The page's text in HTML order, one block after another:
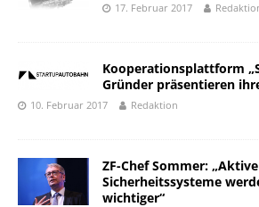
17. Februar 2017
Kooperationsplattform
Gründer präsentieren
10. Februar 2017 Redaktion
ZF-Chef Sommer:
Sicherheitssysteme
wichtiger“